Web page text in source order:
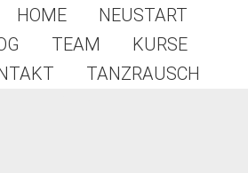
HOME
NEUSTART
TEAM
KURSE
TANZRAUSCH